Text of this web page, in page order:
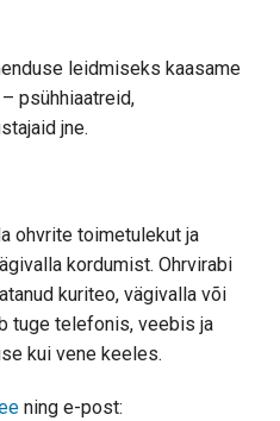
leidmiseks kaasame
psühhiaatreid,
jne.
ohvrite toimetulekut ja
kordumist. Ohrvirabi
kuriteo, vägivalla või
tuge telefonis, veebis ja
kui vene keeles.
ning e-post: